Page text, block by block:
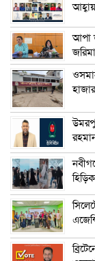
আপা